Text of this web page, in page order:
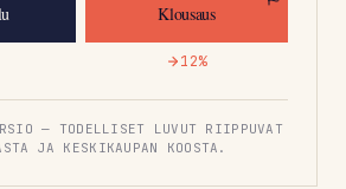
Klousaus
12%
— TODELLISET LUVUT RIIPPUVAT
JA KESKIKAUPAN KOOSTA.